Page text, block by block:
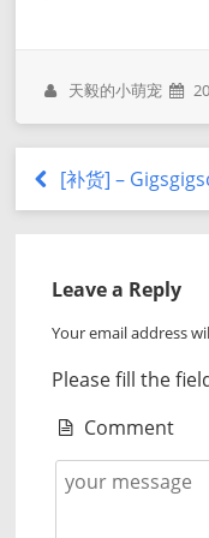
天毅的小萌宠
[补货] –
Leave a Reply
Your email address
Please fill the
Comment